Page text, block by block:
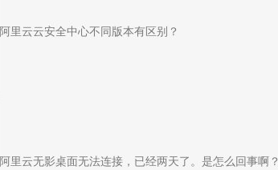
阿里云云安全中心不同版本有区别？
阿里云无影桌面无法连接，已经两天了。是怎么回事啊？